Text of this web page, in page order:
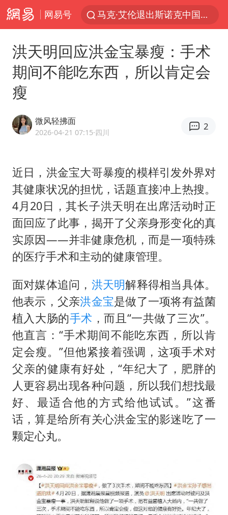
网易号
马克·艾伦退出斯诺克中国公开赛
上四休三，但降薪1000元，你接受吗？
央视新主播李秋莹孙亚鹏亮相
黄金牛市回来了吗
茅台部分直营店飞天茅台提价
白海豚将正面袭击贯穿浙江
酒店回应车内过夜被收150元
杭州全市有序停课
商场现钱学森巨幅海报 负责人回应
“不怕六爷挂得多 就怕六爷挂一颗”
微信又有新功能，你可以“撤回”你的撤回了！
乐享全民健身 共筑健康中国
洪天明回应洪金宝暴瘦：手术
期间不能吃东西，所以肯定会
瘦
微风轻拂面
2026-04-21 07:15·四川
2
近日，洪金宝大哥暴瘦的模样引发外界对
其健康状况的担忧，话题直接冲上热搜。
4月20日，其长子洪天明在出席活动时正
面回应了此事，揭开了父亲身形变化的真
实原因——并非健康危机，而是一项特殊
的医疗手术和主动的健康管理。
面对媒体追问， 洪天明解释得相当具体。
他表示，父亲洪金宝是做了一项将有益菌
植入大肠的手术 ，而且“一共做了三次”。
他直言：“手术期间不能吃东西，所以肯
定会瘦。”但他紧接着强调，这项手术对
父亲的健康有好处，“年纪大了，肥胖的
人更容易出现各种问题，所以我们想找最
好、最适合他的方式给他试试。”这番
话，算是给所有关心洪金宝的影迷吃了一
颗定心丸。